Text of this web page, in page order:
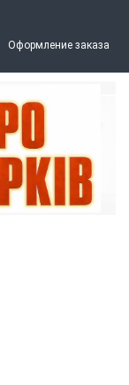
Оформление заказа